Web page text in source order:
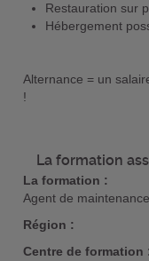
Restauration sur
Hébergement
Alternance = un
!
La formation
La formation :
Agent de
Région :
Centre de formation